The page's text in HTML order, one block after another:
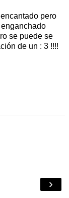
pero
se puede se
de un : 3 !!!!
›